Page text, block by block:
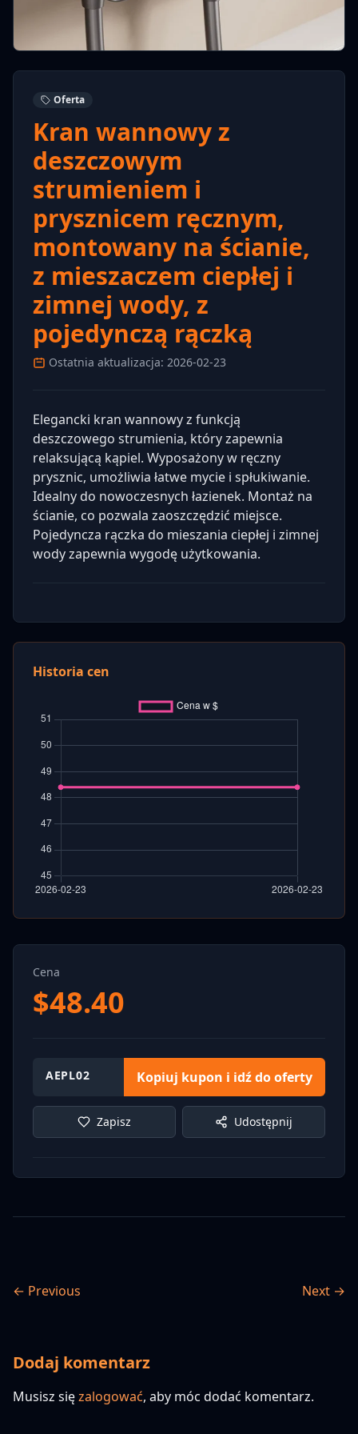
Oferta
Kran wannowy z
deszczowym
strumieniem i
prysznicem ręcznym,
montowany na ścianie,
z mieszaczem ciepłej i
zimnej wody, z
pojedynczą rączką
Ostatnia aktualizacja: 2026-02-23
Elegancki kran wannowy z funkcją
deszczowego strumienia, który zapewnia
relaksującą kąpiel. Wyposażony w ręczny
prysznic, umożliwia łatwe mycie i spłukiwanie.
Idealny do nowoczesnych łazienek. Montaż na
ścianie, co pozwala zaoszczędzić miejsce.
Pojedyncza rączka do mieszania ciepłej i zimnej
wody zapewnia wygodę użytkowania.
Historia cen
Cena
$48.40
AEPL02 Kopiuj kupon i idź do oferty
Zapisz Udostępnij
← Previous Next →
Dodaj komentarz
Musisz sięzalogować, aby móc dodać komentarz.